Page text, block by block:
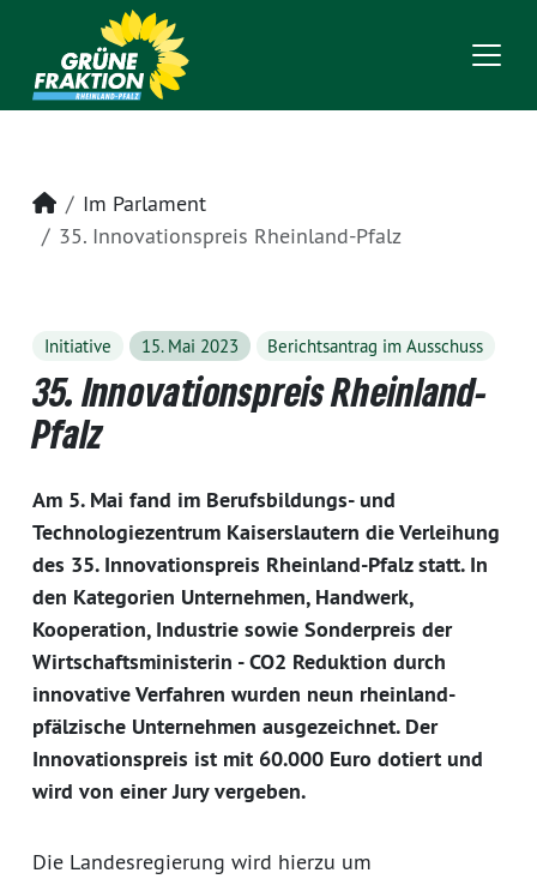
Startseite
Im Parlament
35. Innovationspreis Rheinland-Pfalz
Initiative 15. Mai 2023 Berichtsantrag im Ausschuss
35. Innovationspreis Rheinland-
Pfalz
Am 5. Mai fand im Berufsbildungs- und
Technologiezentrum Kaiserslautern die Verleihung
des 35. Innovationspreis Rheinland-Pfalz statt. In
den Kategorien Unternehmen, Handwerk,
Kooperation, Industrie sowie Sonderpreis der
Wirtschaftsministerin - CO2 Reduktion durch
innovative Verfahren wurden neun rheinland-
pfälzische Unternehmen ausgezeichnet. Der
Innovationspreis ist mit 60.000 Euro dotiert und
wird von einer Jury vergeben.
Die Landesregierung wird hierzu um